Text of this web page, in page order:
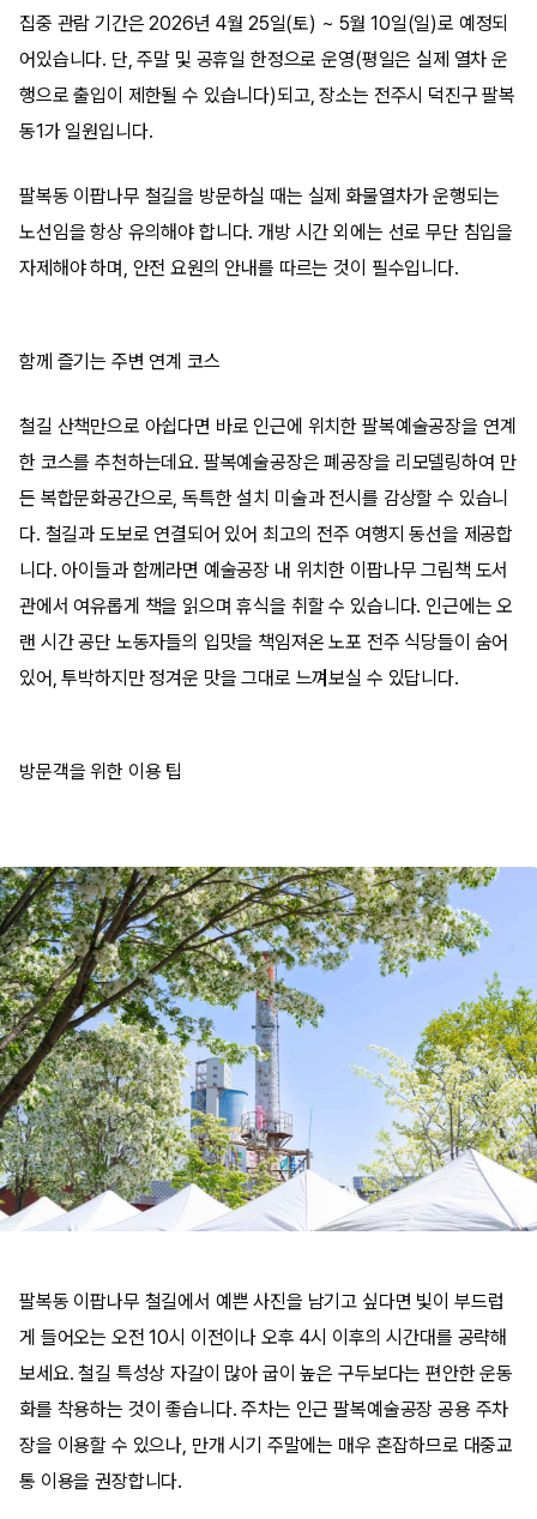
집중 관람 기간은 2026년 4월 25일(토) ~ 5월 10일(일)로 예정되
어있습니다. 단, 주말 및 공휴일 한정으로 운영(평일은 실제 열차 운
행으로 출입이 제한될 수 있습니다)되고, 장소는 전주시 덕진구 팔복
동1가 일원입니다.
팔복동 이팝나무 철길을 방문하실 때는 실제 화물열차가 운행되는
노선임을 항상 유의해야 합니다. 개방 시간 외에는 선로 무단 침입을
자제해야 하며, 안전 요원의 안내를 따르는 것이 필수입니다.
함께 즐기는 주변 연계 코스
철길 산책만으로 아쉽다면 바로 인근에 위치한 팔복예술공장을 연계
한 코스를 추천하는데요. 팔복예술공장은 폐공장을 리모델링하여 만
든 복합문화공간으로, 독특한 설치 미술과 전시를 감상할 수 있습니
다. 철길과 도보로 연결되어 있어 최고의 전주 여행지 동선을 제공합
니다. 아이들과 함께라면 예술공장 내 위치한 이팝나무 그림책 도서
관에서 여유롭게 책을 읽으며 휴식을 취할 수 있습니다. 인근에는 오
랜 시간 공단 노동자들의 입맛을 책임져온 노포 전주 식당들이 숨어
있어, 투박하지만 정겨운 맛을 그대로 느껴보실 수 있답니다.
방문객을 위한 이용 팁
팔복동 이팝나무 철길에서 예쁜 사진을 남기고 싶다면 빛이 부드럽
게 들어오는 오전 10시 이전이나 오후 4시 이후의 시간대를 공략해
보세요. 철길 특성상 자갈이 많아 굽이 높은 구두보다는 편안한 운동
화를 착용하는 것이 좋습니다. 주차는 인근 팔복예술공장 공용 주차
장을 이용할 수 있으나, 만개 시기 주말에는 매우 혼잡하므로 대중교
통 이용을 권장합니다.